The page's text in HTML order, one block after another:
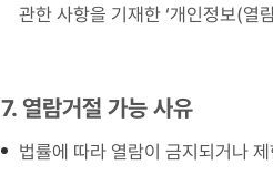
관한 사항을 기재한 ‘개인정보(열
7. 열람거절 가능 사유
법률에 따라 열람이 금지되거나